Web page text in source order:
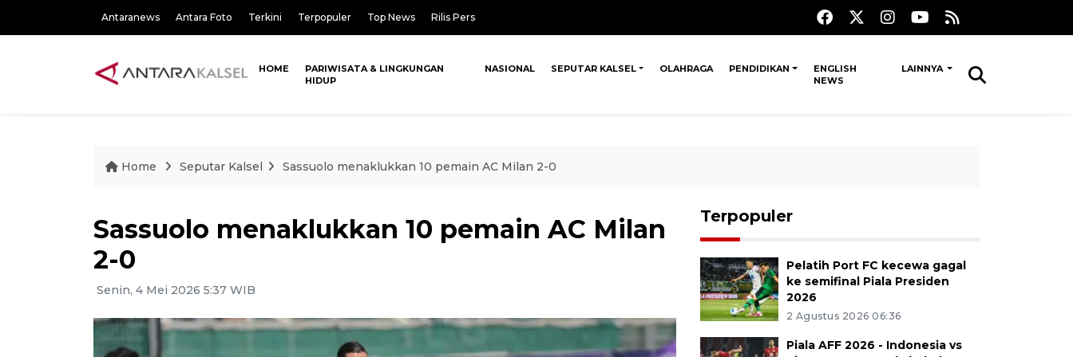
Antaranews Antara Foto Terkini Terpopuler Top News Rilis Pers
HOME
PARIWISATA & LINGKUNGAN
HIDUP
NASIONAL SEPUTAR KALSEL OLAHRAGA PENDIDIKAN
ENGLISH
NEWS
LAINNYA
Home Seputar Kalsel Sassuolo menaklukkan 10 pemain AC Milan 2-0
Sassuolo menaklukkan 10 pemain AC Milan
2-0
Senin, 4 Mei 2026 5:37 WIB
Terpopuler
Pelatih Port FC kecewa gagal
ke semifinal Piala Presiden
2026
2 Agustus 2026 06:36
Piala AFF 2026 - Indonesia vs